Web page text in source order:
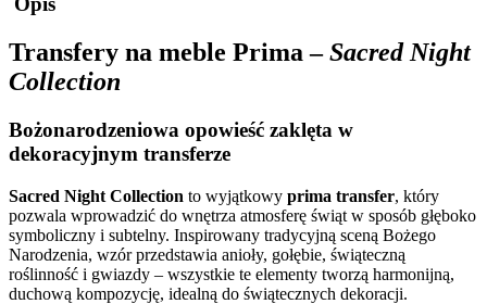
Transfery na meble Prima –Sacred Night
Collection
Bożonarodzeniowa opowieść zaklęta w
dekoracyjnym transferze
Sacred Night Collection to wyjątkowy prima transfer, który
pozwala wprowadzić do wnętrza atmosferę świąt w sposób głęboko
symboliczny i subtelny. Inspirowany tradycyjną sceną Bożego
Narodzenia, wzór przedstawia anioły, gołębie, świąteczną
roślinność i gwiazdy – wszystkie te elementy tworzą harmonijną,
duchową kompozycję, idealną do świątecznych dekoracji.